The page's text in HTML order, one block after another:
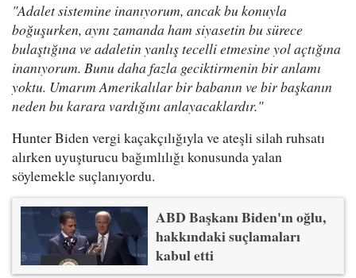
"Adalet sistemine inanıyorum, ancak bu konuyla
boğuşurken, aynı zamanda ham siyasetin bu sürece
bulaştığına ve adaletin yanlış tecelli etmesine yol açtığına
inanıyorum. Bunu daha fazla geciktirmenin bir anlamı
yoktu. Umarım Amerikalılar bir babanın ve bir başkanın
neden bu karara vardığını anlayacaklardır."
Hunter Biden vergi kaçakçılığıyla ve ateşli silah ruhsatı
alırken uyuşturucu bağımlılığı konusunda yalan
söylemekle suçlanıyordu.
ABD Başkanı Biden'ın oğlu,
hakkındaki suçlamaları
kabul etti